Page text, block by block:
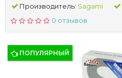
Производитель: Sagami
0 отзывов
ПОПУЛЯРНЫЙ